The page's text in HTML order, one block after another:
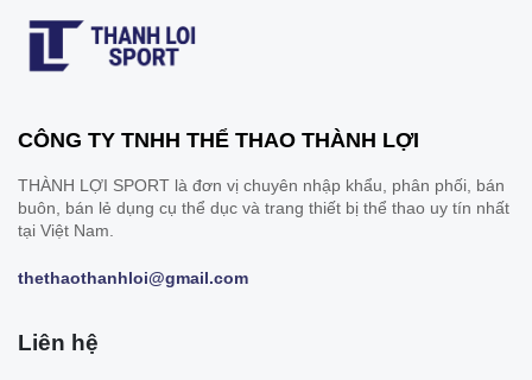
CÔNG TY TNHH THỂ THAO THÀNH LỢI
THÀNH LỢI SPORT là đơn vị chuyên nhập khẩu, phân phối, bán
buôn, bán lẻ dụng cụ thể dục và trang thiết bị thể thao uy tín nhất
tại Việt Nam.
thethaothanhloi@gmail.com
Liên hệ